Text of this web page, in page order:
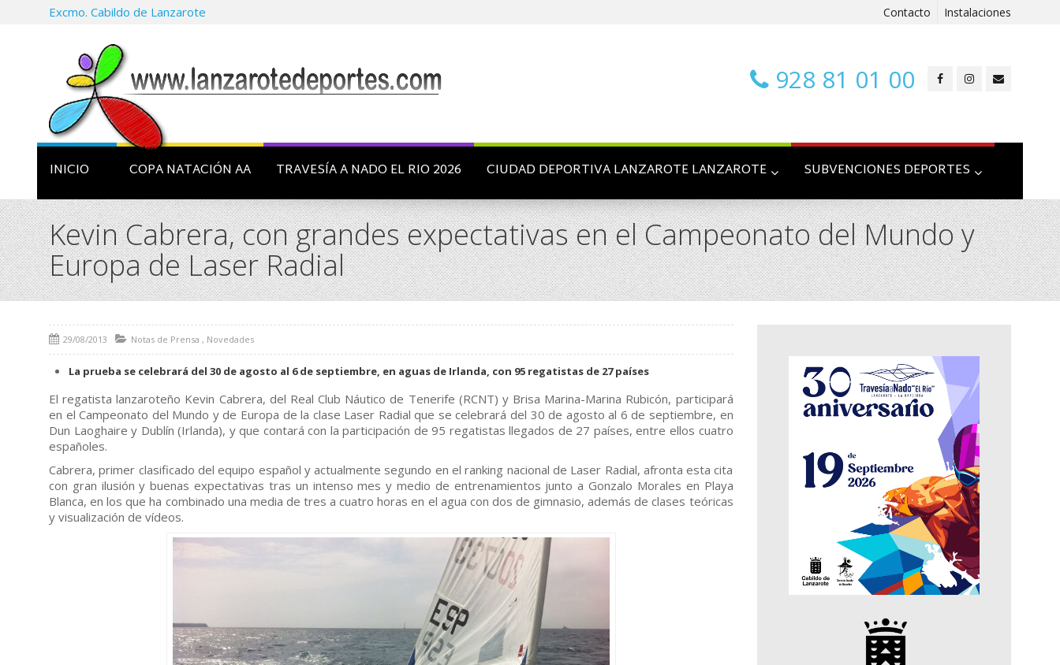
Excmo. Cabildo de Lanzarote Contacto Instalaciones
928 81 01 00
INICIO COPA NATACIÓN AA TRAVESÍA A NADO EL RIO 2026 CIUDAD DEPORTIVA LANZAROTE LANZAROTE SUBVENCIONES DEPORTES
Kevin Cabrera, con grandes expectativas en el Campeonato del Mundo y
Europa de Laser Radial
29/08/2013 Notas de Prensa , Novedades
La prueba se celebrará del 30 de agosto al 6 de septiembre, en aguas de Irlanda, con 95 regatistas de 27 países
El regatista lanzaroteño Kevin Cabrera, del Real Club Náutico de Tenerife (RCNT) y Brisa Marina-Marina Rubicón, participará
en el Campeonato del Mundo y de Europa de la clase Laser Radial que se celebrará del 30 de agosto al 6 de septiembre, en
Dun Laoghaire y Dublín (Irlanda), y que contará con la participación de 95 regatistas llegados de 27 países, entre ellos cuatro
españoles.
Cabrera, primer clasificado del equipo español y actualmente segundo en el ranking nacional de Laser Radial, afronta esta cita
con gran ilusión y buenas expectativas tras un intenso mes y medio de entrenamientos junto a Gonzalo Morales en Playa
Blanca, en los que ha combinado una media de tres a cuatro horas en el agua con dos de gimnasio, además de clases teóricas
y visualización de vídeos.